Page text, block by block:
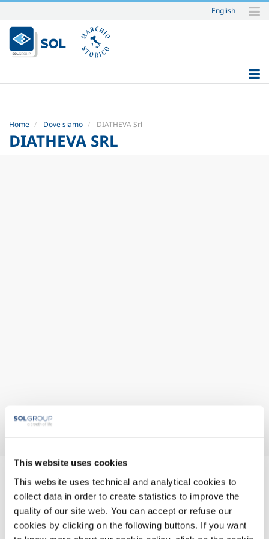
This website uses cookies
This website uses technical and analytical cookies to
collect data in order to create statistics to improve the
quality of our site web. You can accept or refuse our
cookies by clicking on the following buttons. If you want
Salta
ai
contenuti.
|
alla
English
Home Dove siamo DIATHEVA Srl
DIATHEVA SRL
DIATHEVA Srl
Via Roma, 117/F
61032 Fano (PU)